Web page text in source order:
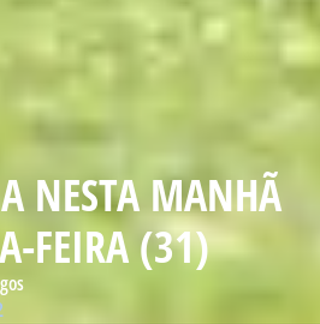
NESTA MANHÃ
FEIRA (31)